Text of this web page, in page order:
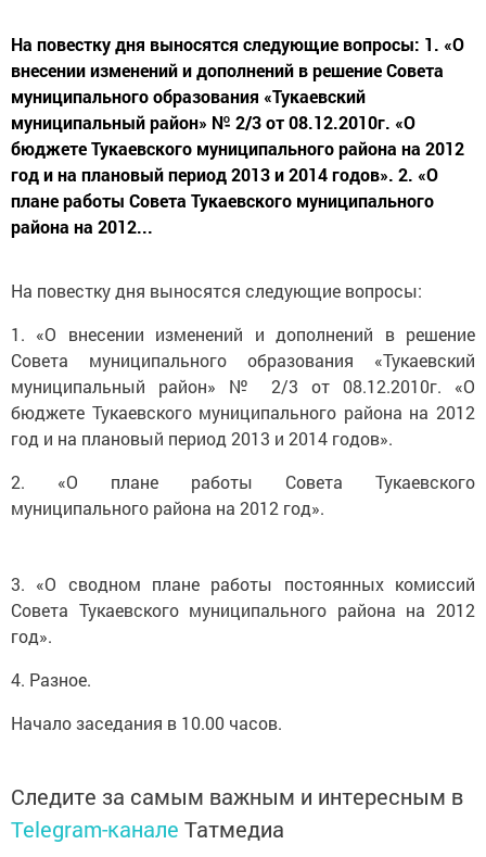
На повестку дня выносятся следующие вопросы: 1. «О
внесении изменений и дополнений в решение Совета
муниципального образования «Тукаевский
муниципальный район» № 2/3 от 08.12.2010г. «О
бюджете Тукаевского муниципального района на 2012
год и на плановый период 2013 и 2014 годов». 2. «О
плане работы Совета Тукаевского муниципального
района на 2012...
На повестку дня выносятся следующие вопросы:
1. «О внесении изменений и дополнений в решение
Совета муниципального образования «Тукаевский
муниципальный район» № 2/3 от 08.12.2010г. «О
бюджете Тукаевского муниципального района на 2012
год и на плановый период 2013 и 2014 годов».
2. «О плане работы Совета Тукаевского
муниципального района на 2012 год».
3. «О сводном плане работы постоянных комиссий
Совета Тукаевского муниципального района на 2012
год».
4. Разное.
Начало заседания в 10.00 часов.
Следите за самым важным и интересным в
Telegram-канале Татмедиа